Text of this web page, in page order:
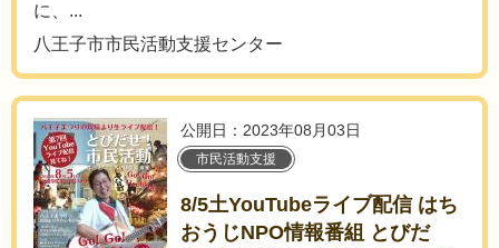
に、...
八王子市市民活動支援センター
公開日：2023年08月03日
市民活動支援
8/5土YouTubeライブ配信 はち
おうじNPO情報番組 とびだ